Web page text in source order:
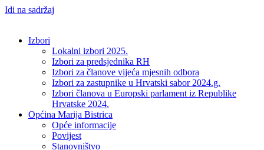
Idi na sadržaj
Izbori
Lokalni izbori 2025.
Izbori za predsjednika RH
Izbori za članove vijeća mjesnih odbora
Izbori za zastupnike u Hrvatski sabor 2024.g.
Izbori članova u Europski parlament iz Republike
Hrvatske 2024.
Općina Marija Bistrica
Opće informacije
Povijest
Stanovništvo